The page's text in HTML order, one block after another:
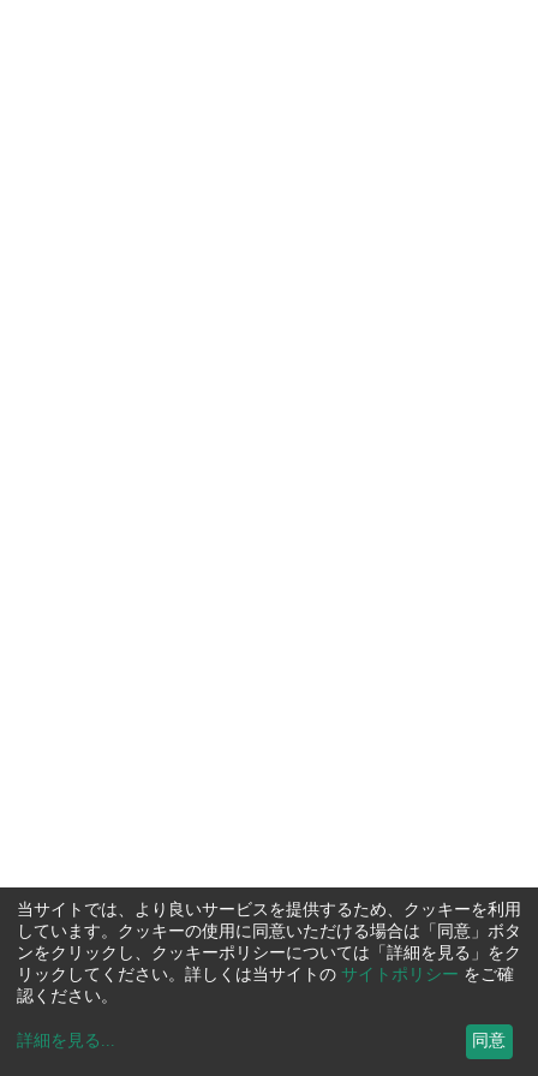
当サイトでは、より良いサービスを提供するため、クッキーを利用
しています。クッキーの使用に同意いただける場合は「同意」ボタ
ンをクリックし、クッキーポリシーについては「詳細を見る」をク
リックしてください。詳しくは当サイトの サイトポリシー をご確
認ください。
詳細を見る ... 同意